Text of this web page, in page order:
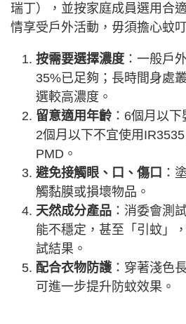
瑞丁），並按家庭成員選用合
情享受戶外活動，毋須擔心蚊
按需要選擇濃度 ：一般戶
35%已足夠；長時間身處
選較高濃度。
留意適用年齡 ：6個月以
2個月以下不宜使用
PMD。
避免接觸眼、口、傷口 ：
觸黏膜或損壞物品。
天然成分產品 ：消委會測
能不穩定，甚至「引蚊」
試結果。
配合衣物防護 ：穿著淺色
可進一步提升防蚊效果。